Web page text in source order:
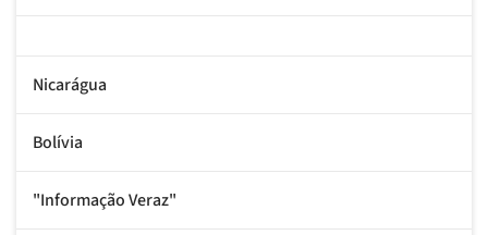
Nicarágua
Bolívia
"Informação Veraz"